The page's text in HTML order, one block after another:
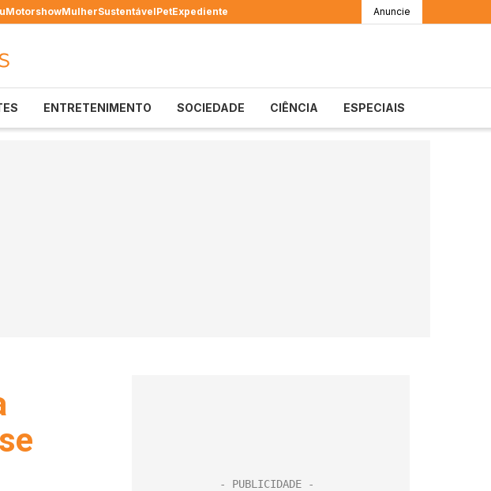
MotorshowMulherSustentávelPetExpediente Anuncie
ENTRETENIMENTO SOCIEDADE CIÊNCIA ESPECIAIS